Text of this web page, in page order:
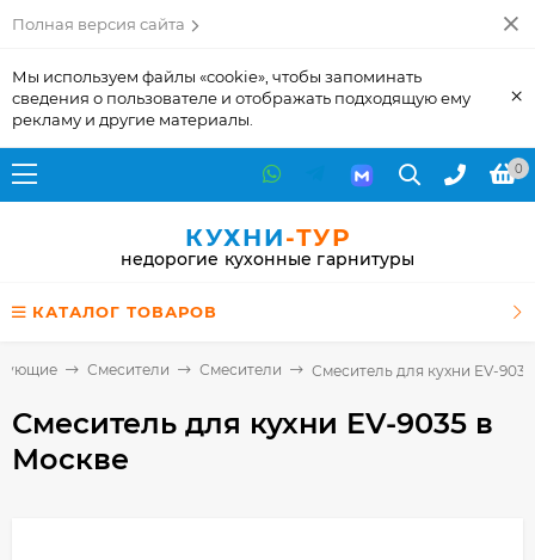
Полная версия сайта
Мы используем файлы «cookie», чтобы запоминать
сведения о пользователе и отображать подходящую ему
рекламу и другие материалы.
×
0
КУХНИ-ТУР
недорогие кухонные гарнитуры
КАТАЛОГ ТОВАРОВ
Смесители Смесители Смеситель для кухни EV-9035
Смеситель для кухни EV-9035 в
Москве